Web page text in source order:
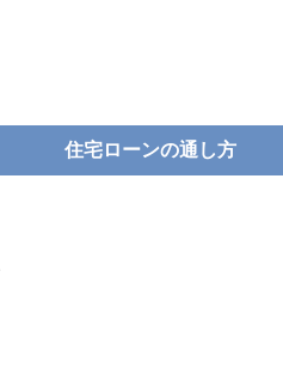
住宅ローンの通し方